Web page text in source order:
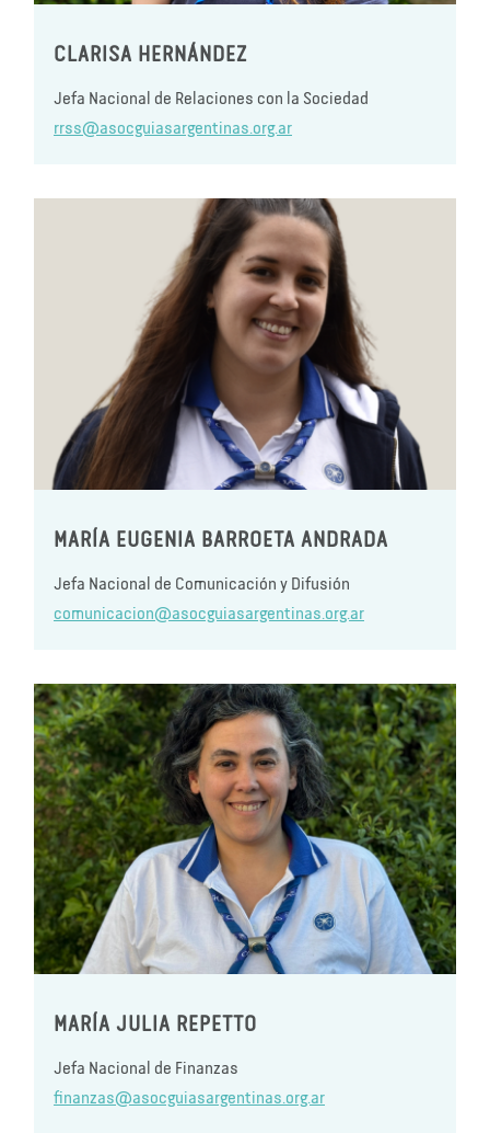
CLARISA HERNÁNDEZ
Jefa Nacional de Relaciones con la Sociedad
rrss@asocguiasargentinas.org.ar
MARÍA EUGENIA BARROETA ANDRADA
Jefa Nacional de Comunicación y Difusión
comunicacion@asocguiasargentinas.org.ar
MARÍA JULIA REPETTO
Jefa Nacional de Finanzas
finanzas@asocguiasargentinas.org.ar